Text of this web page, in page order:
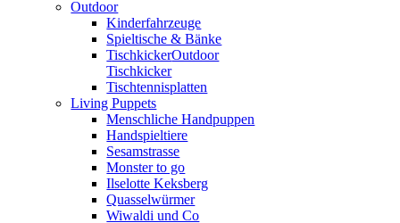
Outdoor
Kinderfahrzeuge
Spieltische & Bänke
TischkickerOutdoor
Tischkicker
Tischtennisplatten
Living Puppets
Menschliche Handpuppen
Handspieltiere
Sesamstrasse
Monster to go
Ilselotte Keksberg
Quasselwürmer
Wiwaldi und Co